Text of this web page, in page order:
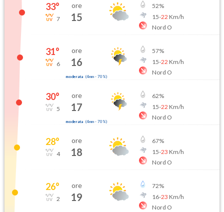
33°
7
ore
15
52%
15-22 Km/h
Nord O
31°
6
ore
16
moderata (4mm- 70 %)
57%
15-22 Km/h
Nord O
30°
5
ore
17
moderata (4mm- 70 %)
62%
15-22 Km/h
Nord O
28°
4
ore
18
67%
15-23 Km/h
Nord O
26°
2
ore
19
72%
16-23 Km/h
Nord O